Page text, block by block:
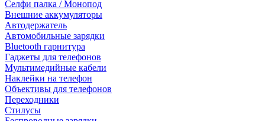
Селфи палка / Монопод
Внешние аккумуляторы
Автодержатель
Автомобильные зарядки
Bluetooth гарнитура
Гаджеты для телефонов
Мультимедийные кабели
Наклейки на телефон
Объективы для телефонов
Переходники
Стилусы